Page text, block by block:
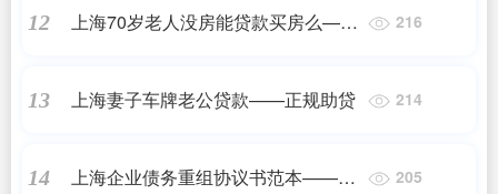
12
上海70岁老人没房能贷款买房么——
216
13 上海妻子车牌老公贷款——正规助贷 214
14
上海企业债务重组协议书范本——正
205